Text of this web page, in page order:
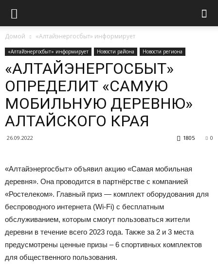
Домой «Алтайэнергосбыт» информирует
«Алтайэнергосбыт» информирует Новости района Новости региона
«АЛТАЙЭНЕРГОСБЫТ»
ОПРЕДЕЛИТ «САМУЮ
МОБИЛЬНУЮ ДЕРЕВНЮ»
АЛТАЙСКОГО КРАЯ
26.09.2022 0
1805
«Алтайэнергосбыт» объявил акцию «Самая мобильная
деревня». Она проводится в партнёрстве с компанией
«Ростелеком». Главный приз — комплект оборудования для
беспроводного интернета (Wi-Fi) с бесплатным
обслуживанием, которым смогут пользоваться жители
деревни в течение всего 2023 года. Также за 2 и 3 места
предусмотрены ценные призы – 6 спортивных комплектов
для общественного пользования.